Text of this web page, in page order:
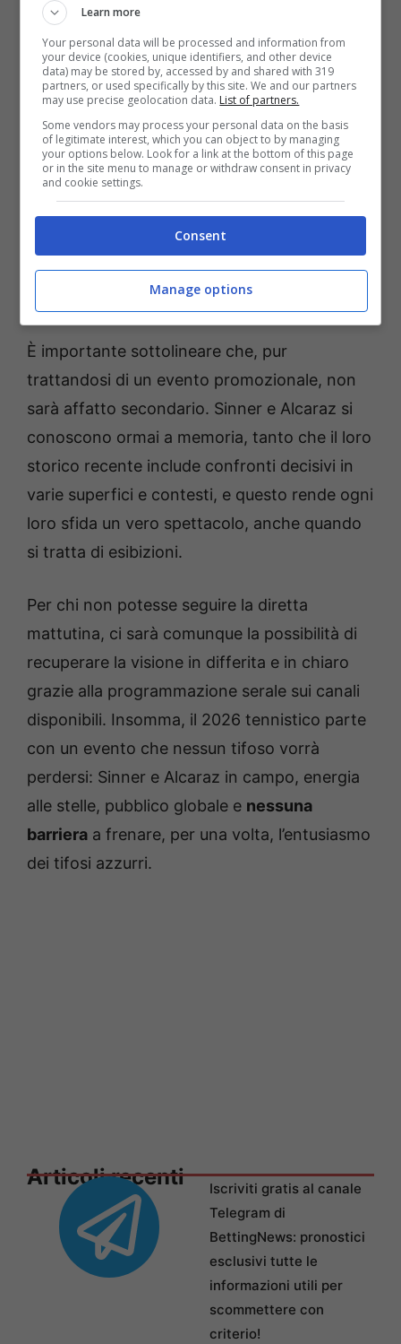
Sinner e Alcaraz, il 2026 inizia a porte aperte (AnsaFoto) –
È importante sottolineare che, pur
trattandosi di un evento promozionale, non
sarà affatto secondario. Sinner e Alcaraz si
conoscono ormai a memoria, tanto che il loro
storico recente include confronti decisivi in
varie superfici e contesti, e questo rende ogni
loro sfida un vero spettacolo, anche quando
si tratta di esibizioni.
Per chi non potesse seguire la diretta
mattutina, ci sarà comunque la possibilità di
recuperare la visione in differita e in chiaro
grazie alla programmazione serale sui canali
disponibili. Insomma, il 2026 tennistico parte
con un evento che nessun tifoso vorrà
perdersi: Sinner e Alcaraz in campo, energia
alle stelle, pubblico globale e nessuna
barriera a frenare, per una volta, l’entusiasmo
dei tifosi azzurri.
Articoli recenti
Iscriviti gratis al canale
Telegram di
BettingNews: pronostici
esclusivi tutte le
informazioni utili per
scommettere con
criterio!
Learn more
Your personal data will be processed and information from
your device (cookies, unique identifiers, and other device
data) may be stored by, accessed by and shared with 319
partners, or used specifically by this site. We and our partners
may use precise geolocation data. List of partners.
Some vendors may process your personal data on the basis
of legitimate interest, which you can object to by managing
your options below. Look for a link at the bottom of this page
or in the site menu to manage or withdraw consent in privacy
and cookie settings.
Consent
Manage options